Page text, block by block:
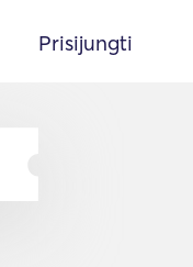
Prisijungti